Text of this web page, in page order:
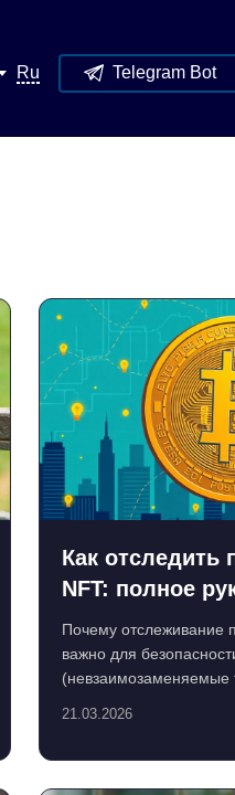
Ru Telegram Bot
Как отследить
NFT: полное
инвесторов и
Почему отслеживание
важно для
(невзаимозаменяемые
21.03.2026